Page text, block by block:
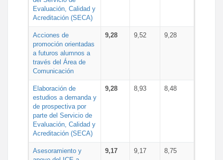
Evaluación, Calidad y
Acreditación (SECA)
Acciones de
promoción orientadas
a futuros alumnos a
través del Área de
Comunicación
9,28 9,52 9,28
Elaboración de
estudios a demanda y
de prospectiva por
parte del Servicio de
Evaluación, Calidad y
Acreditación (SECA)
9,28 8,93 8,48
Asesoramiento y
9,17 9,17 8,75